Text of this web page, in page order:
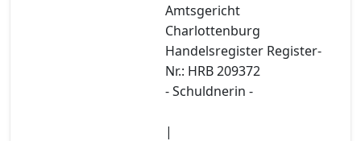
Amtsgericht
Charlottenburg
Handelsregister Register-
Nr.: HRB 209372
- Schuldnerin -
|